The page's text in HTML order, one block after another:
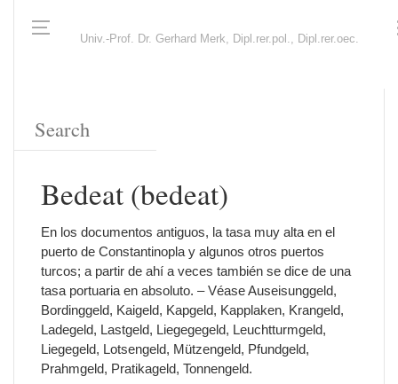
Univ.-Prof. Dr. Gerhard Merk, Dipl.rer.pol., Dipl.rer.oec.
Bedeat (bedeat)
En los documentos antiguos, la tasa muy alta en el
puerto de Constantinopla y algunos otros puertos
turcos; a partir de ahí a veces también se dice de una
tasa portuaria en absoluto. – Véase Auseisunggeld,
Bordinggeld, Kaigeld, Kapgeld, Kapplaken, Krangeld,
Ladegeld, Lastgeld, Liegegegeld, Leuchtturmgeld,
Liegegeld, Lotsengeld, Mützengeld, Pfundgeld,
Prahmgeld, Pratikageld, Tonnengeld.